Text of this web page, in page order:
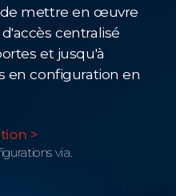
mettre en œuvre
centralisé
et jusqu'à
en configuration en
>
via.